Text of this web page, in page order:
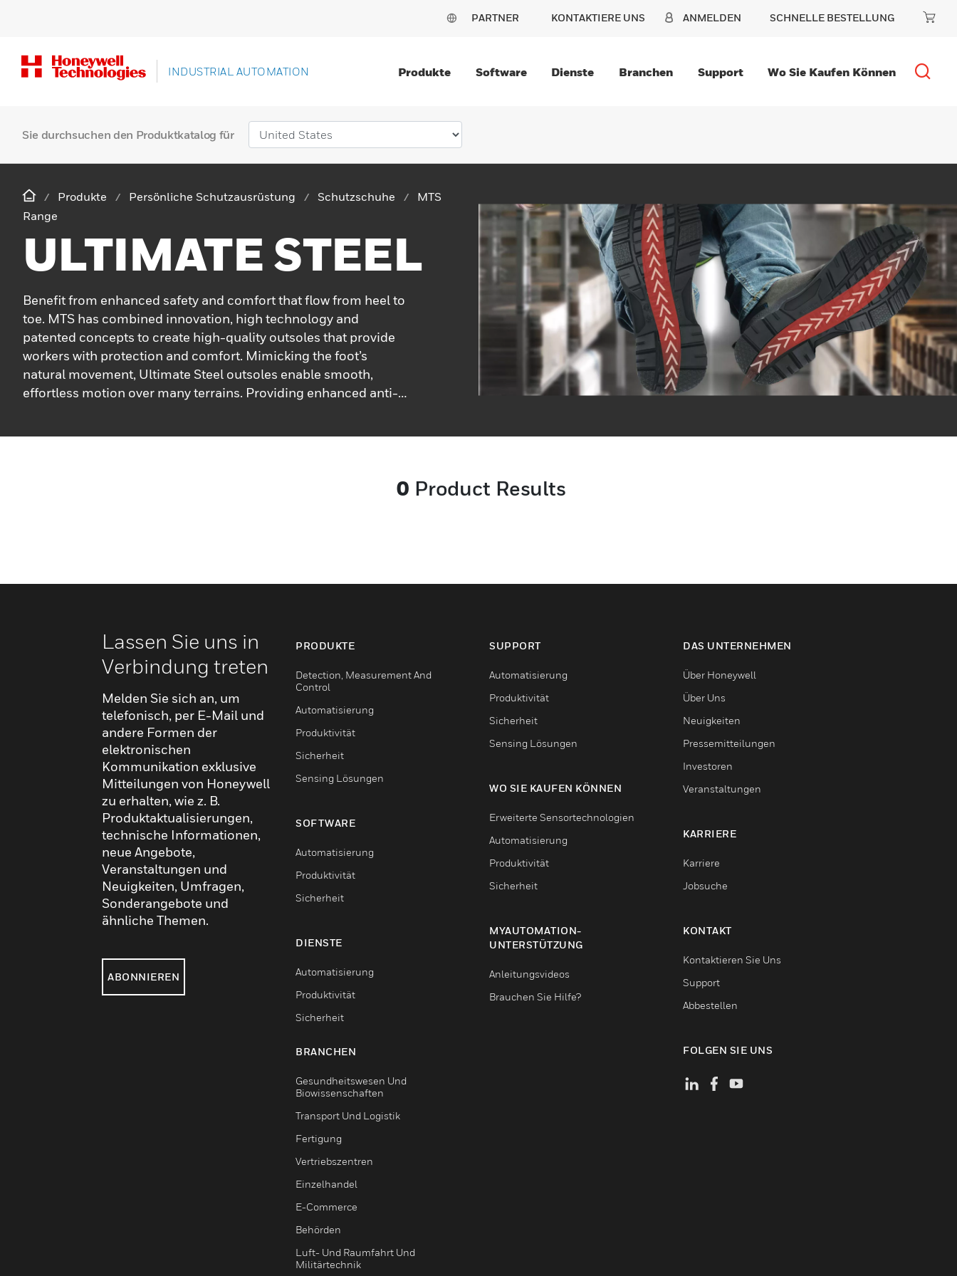
PARTNER KONTAKTIERE UNS ANMELDEN SCHNELLE BESTELLUNG
INDUSTRIAL AUTOMATION Produkte Software Dienste Branchen Support Wo Sie Kaufen Können
Sie durchsuchen den Produktkatalog für
Produkte Persönliche Schutzausrüstung Schutzschuhe
MTS
Range
ULTIMATE STEEL
Benefit from enhanced safety and comfort that flow from heel to
toe. MTS has combined innovation, high technology and
patented concepts to create high-quality outsoles that provide
workers with protection and comfort. Mimicking the foot’s
natural movement, Ultimate Steel outsoles enable smooth,
effortless motion over many terrains. Providing enhanced anti-
0 Product Results
Lassen Sie uns in
Verbindung treten
Melden Sie sich an, um
telefonisch, per E-Mail und
andere Formen der
elektronischen
Kommunikation exklusive
Mitteilungen von Honeywell
zu erhalten, wie z. B.
Produktaktualisierungen,
technische Informationen,
neue Angebote,
Veranstaltungen und
Neuigkeiten, Umfragen,
Sonderangebote und
ähnliche Themen.
ABONNIEREN
PRODUKTE
Detection, Measurement And
Control
Automatisierung
Produktivität
Sicherheit
Sensing Lösungen
SOFTWARE
Automatisierung
Produktivität
Sicherheit
DIENSTE
Automatisierung
Produktivität
Sicherheit
BRANCHEN
Gesundheitswesen Und
Biowissenschaften
Transport Und Logistik
Fertigung
Vertriebszentren
Einzelhandel
E-Commerce
Behörden
Luft- Und Raumfahrt Und
Militärtechnik
SUPPORT
Automatisierung
Produktivität
Sicherheit
Sensing Lösungen
WO SIE KAUFEN KÖNNEN
Erweiterte Sensortechnologien
Automatisierung
Produktivität
Sicherheit
MYAUTOMATION-
UNTERSTÜTZUNG
Anleitungsvideos
Brauchen Sie Hilfe?
DAS UNTERNEHMEN
Über Honeywell
Über Uns
Neuigkeiten
Pressemitteilungen
Investoren
Veranstaltungen
KARRIERE
Karriere
Jobsuche
KONTAKT
Kontaktieren Sie Uns
Support
Abbestellen
FOLGEN SIE UNS